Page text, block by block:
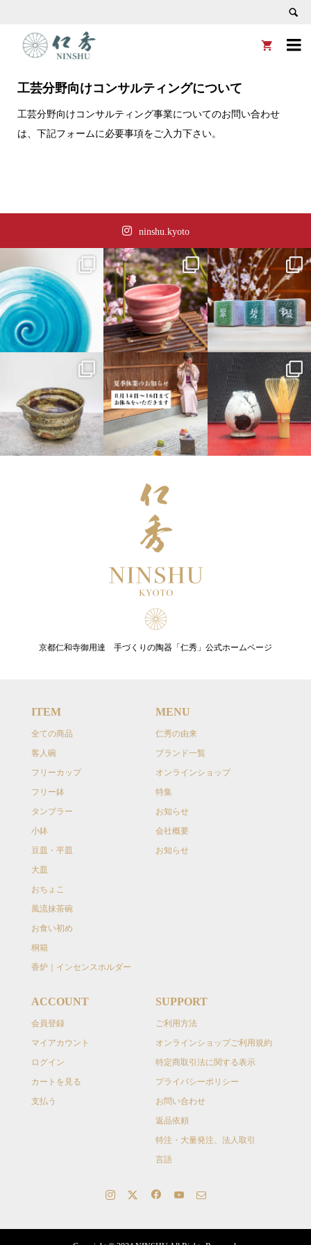


工芸分野向けコンサルティングについて
工芸分野向けコンサルティング事業についてのお問い合わせ
は、下記フォームに必要事項をご入力下さい。
ninshu.kyoto
京都仁和寺御用達 手づくりの陶器「仁秀」公式ホームページ
ITEM
全ての商品
客人碗
フリーカップ
フリー鉢
タンブラー
小鉢
豆皿・平皿
大皿
おちょこ
風流抹茶碗
お食い初め
桐箱
香炉｜インセンスホルダー
MENU
仁秀の由来
ブランド一覧
オンラインショップ
特集
お知らせ
会社概要
お知らせ
ACCOUNT
会員登録
マイアカウント
ログイン
カートを見る
支払う
SUPPORT
ご利用方法
オンラインショップご利用規約
特定商取引法に関する表示
プライバシーポリシー
お問い合わせ
返品依頼
特注・大量発注、法人取引
言語